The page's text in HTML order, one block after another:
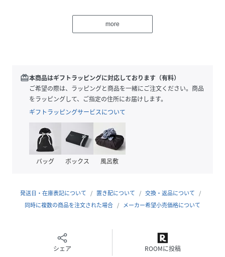
り。Masoret(マソレット)は、ヘブライ語由来の言葉で、主
に「伝統」「伝承」「慣習」「言い伝え」を意味し、新たに
■デザイン
・刺繍を主役にした半袖シャツ
・部分的にアイレットを施し、清涼感を演出
・盛夏に向けて重宝するアイテム
・総柄刺繍でエスニックな風合いに
＊アイレット
■素材
■カラー展開
more
redeem本商品はギフトラッピングに対応しております（有料）
ご希望の際は、ラッピングと商品を一緒にご注文ください。商品
をラッピングして、ご指定の住所にお届けします。
ギフトラッピングサービスについて
バッグ ボックス 風呂敷
発送日・在庫表記について 置き配について
交換・返品について
同時に複数の商品を注文された場合
メーカー希望小売価格について
シェア ROOMに投稿